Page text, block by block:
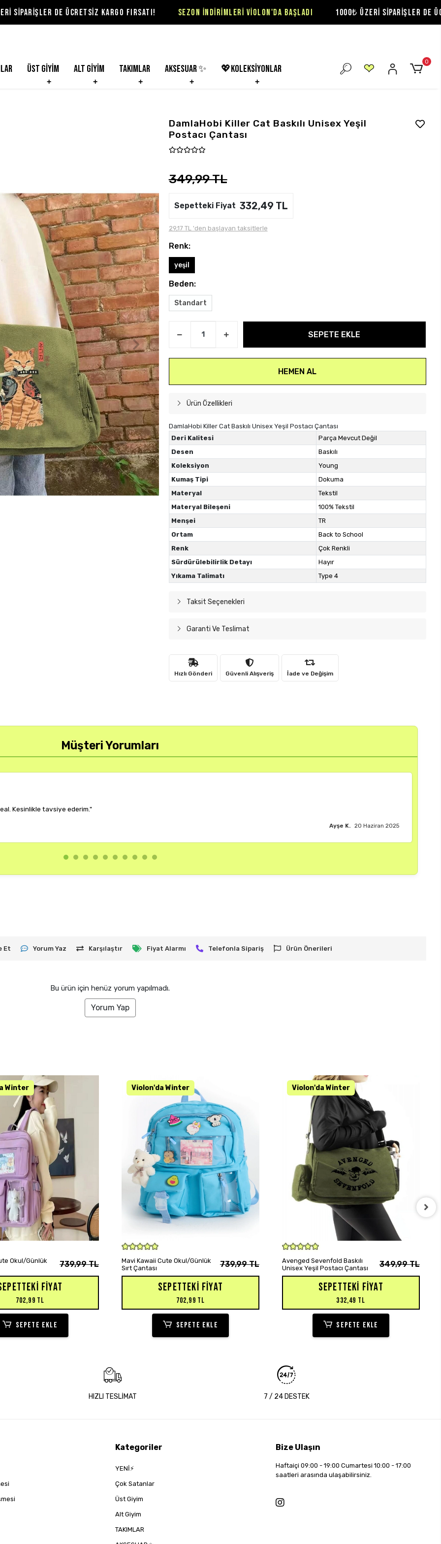
ÜCRETSİZ KARGO FIRSATI! SEZON İNDİRİMLERİ VİOLON'DA BAŞLADI 1000₺ ÜZERİ SİPARİŞLER DE ÜCRETSİZ
Üst Giyim Alt Giyim Takımlar Aksesuar ✨ 💖koleksiyonlar
0
DamlaHobi Killer Cat Baskılı Unisex Yeşil
Postacı Çantası
349,99 TL
Sepetteki Fiyat 332,49 TL
29,17 TL 'den başlayan taksitlerle
Renk:
yeşil
Beden:
Standart
SEPETE EKLE
HEMEN AL
Ürün Özellikleri
DamlaHobi Killer Cat Baskılı Unisex Yeşil Postacı Çantası
Deri Kalitesi
Parça Mevcut Değil
Desen
Baskılı
Koleksiyon
Young
Kumaş Tipi
Dokuma
Materyal
Tekstil
Materyal Bileşeni
100% Tekstil
Menşei
TR
Ortam
Back to School
Renk
Çok Renkli
Sürdürülebilirlik Detayı
Hayır
Yıkama Talimatı
Type 4
Taksit Seçenekleri
Garanti Ve Teslimat
Hızlı Gönderi Güvenli Alışveriş İade ve Değişim
Müşteri Yorumları
memnun kaldım."
Burak M. 18 Haziran 2025
Et Yorum Yaz Karşılaştır Fiyat Alarmı Telefonla Sipariş Ürün Önerileri
Bu ürün için henüz yorum yapılmadı.
Yorum Yap
Okul/Günlük
739,99 TL
FIYAT
702,99 TL
SEPETE EKLE
Mavi Kawaii Cute Okul/Günlük
Sırt Çantası
739,99 TL
SEPETTEKI FIYAT
702,99 TL
SEPETE EKLE
Avenged Sevenfold Baskılı
Unisex Yeşil Postacı Çantası
349,99 TL
SEPETTEKI FIYAT
332,49 TL
SEPETE EKLE
HIZLI TESLİMAT 7 / 24 DESTEK
Kategoriler
YENİ⚡
Çok Satanlar
Üst Giyim
Alt Giyim
TAKIMLAR
Bize Ulaşın
Haftaiçi 09:00 - 19:00 Cumartesi 10:00 - 17:00
saatleri arasında ulaşabilirsiniz.